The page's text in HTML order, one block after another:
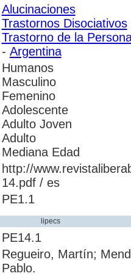
Alucinaciones
Trastornos Disociativos
Trastorno de la
- Argentina
Humanos
Masculino
Femenino
Adolescente
Adulto Joven
Adulto
Mediana Edad
http://
14.pdf / es
PE1.1
lipecs
PE14.1
Regueiro, Martín;
Pablo.